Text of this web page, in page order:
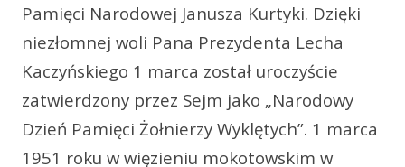
Pamięci Narodowej Janusza Kurtyki. Dzięki
niezłomnej woli Pana Prezydenta Lecha
Kaczyńskiego 1 marca został uroczyście
zatwierdzony przez Sejm jako „Narodowy
Dzień Pamięci Żołnierzy Wyklętych”. 1 marca
1951 roku w więzieniu mokotowskim w